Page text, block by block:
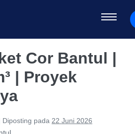
Cor Bantul |
| Proyek
Diposting pada 22 Juni 2026